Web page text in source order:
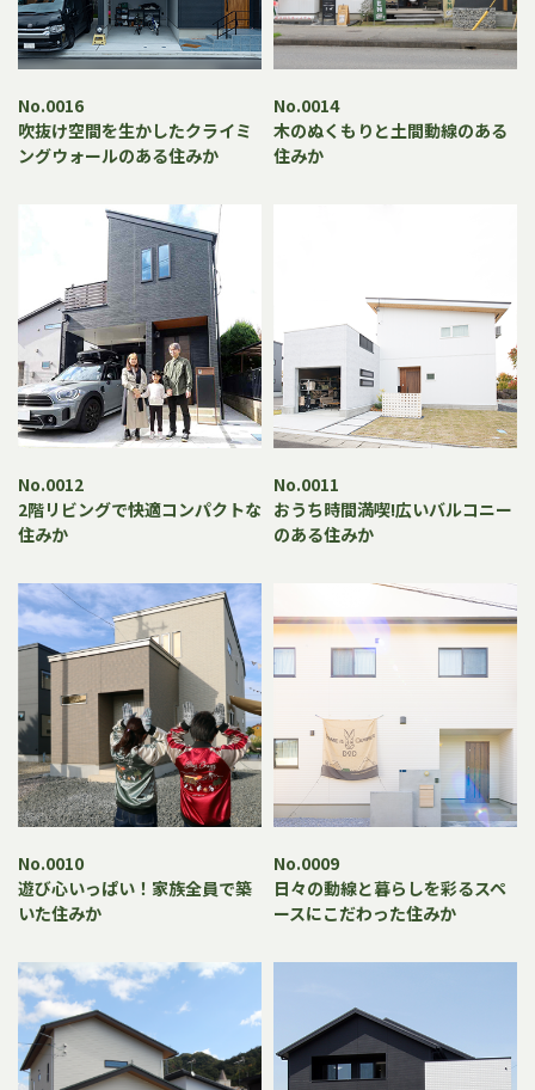
No.0016
吹抜け空間を生かしたクライミ
ングウォールのある住みか
No.0014
木のぬくもりと土間動線のある
住みか
No.0012
2階リビングで快適コンパクトな
住みか
No.0011
おうち時間満喫!広いバルコニー
のある住みか
No.0010
遊び心いっぱい！家族全員で築
いた住みか
No.0009
日々の動線と暮らしを彩るスペ
ースにこだわった住みか